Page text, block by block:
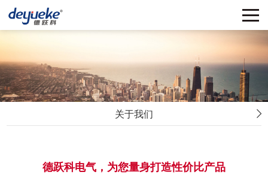
关于我们
德跃科电气，为您量身打造性价比产品